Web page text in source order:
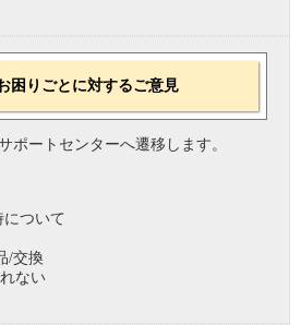
困りごとに対するご意見
ポートセンターへ遷移します。
について
/交換
ない